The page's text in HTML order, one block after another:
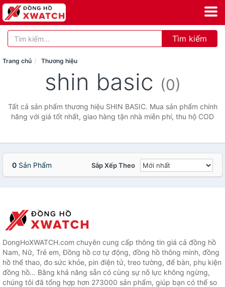
Tìm kiếm
Trang chủ Thương hiệu
shin basic (0)
Tất cả sản phẩm thương hiệu SHIN BASIC. Mua sản phẩm chính
hãng với giá tốt nhất, giao hàng tận nhà miễn phí, thu hộ COD
0 Sản Phẩm Sắp Xếp Theo
DongHoXWATCH.com chuyên cung cấp thông tin giá cả đồng hồ
Nam, Nữ, Trẻ em, Đồng hồ cơ tự động, đồng hồ thông minh, đồng
hồ thể thao, đo sức khỏe, pin điện tử, treo tường, để bàn, phụ kiện
đồng hồ... Bằng khả năng sẵn có cùng sự nỗ lực không ngừng,
chúng tôi đã tổng hợp hơn 273000 sản phẩm, giúp bạn có thể so